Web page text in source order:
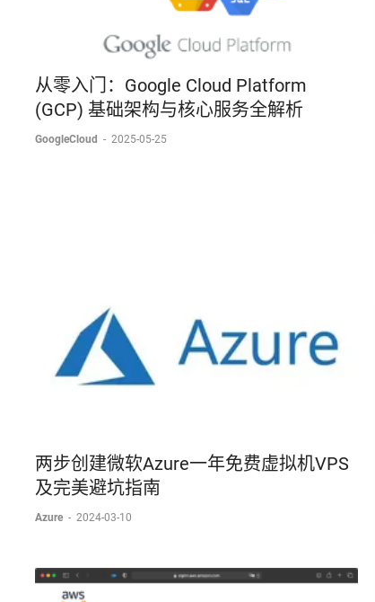
从零入门：Google Cloud Platform
(GCP) 基础架构与核心服务全解析
GoogleCloud - 2025-05-25
两步创建微软Azure一年免费虚拟机VPS
及完美避坑指南
Azure - 2024-03-10